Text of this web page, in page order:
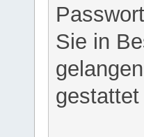
Sie in